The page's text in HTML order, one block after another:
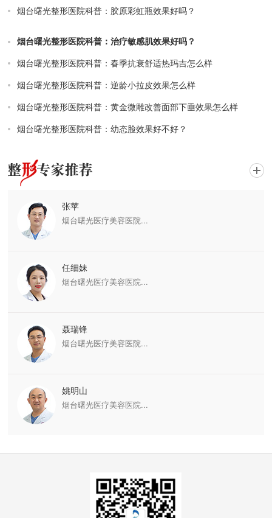
烟台曙光整形医院科普：胶原彩虹瓶效果好吗？
烟台曙光整形医院科普：治疗敏感肌效果好吗？
烟台曙光整形医院科普：春季抗衰舒适热玛吉怎么样
烟台曙光整形医院科普：逆龄小拉皮效果怎么样
烟台曙光整形医院科普：黄金微雕改善面部下垂效果怎么样
烟台曙光整形医院科普：幼态脸效果好不好？
张苹
烟台曙光医疗美容医院...
任细妹
烟台曙光医疗美容医院...
聂瑞锋
烟台曙光医疗美容医院...
姚明山
烟台曙光医疗美容医院...